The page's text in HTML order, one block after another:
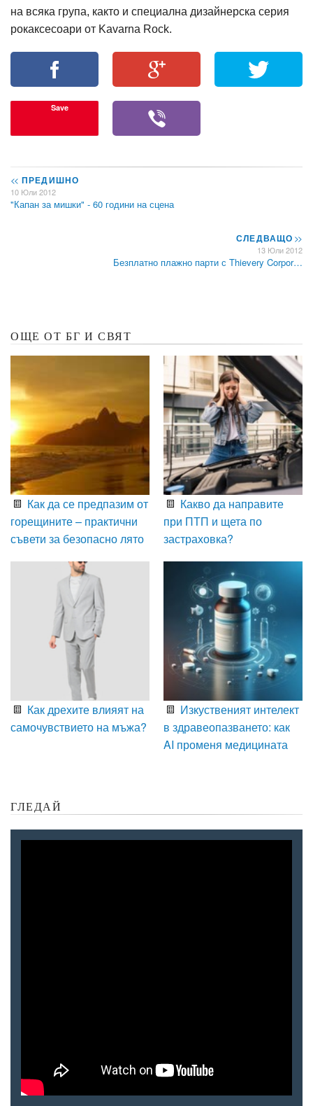
на всяка група, както и специална дизайнерска серия
рокаксесоари от Kavarna Rock.
Save
<< ПРЕДИШНО
10 Юли 2012
"Капан за мишки" - 60 години на сцена
СЛЕДВАЩО>>
13 Юли 2012
Безплатно плажно парти с Thievery Corpor…
ОЩЕ ОТ БГ И СВЯТ
Как да се предпазим от
горещините – практични
съвети за безопасно лято
Какво да направите
при ПТП и щета по
застраховка?
Как дрехите влияят на
самочувствието на мъжа?
Изкуственият интелект
в здравеопазването: как
AI променя медицината
ГЛЕДАЙ